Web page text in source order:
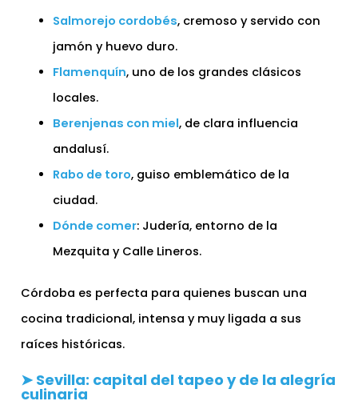
Salmorejo cordobés, cremoso y servido con
jamón y huevo duro.
Flamenquín, uno de los grandes clásicos
locales.
Berenjenas con miel, de clara influencia
andalusí.
Rabo de toro, guiso emblemático de la
ciudad.
Dónde comer: Judería, entorno de la
Mezquita y Calle Lineros.
Córdoba es perfecta para quienes buscan una
cocina tradicional, intensa y muy ligada a sus
raíces históricas.
➤ Sevilla: capital del tapeo y de la alegría
culinaria